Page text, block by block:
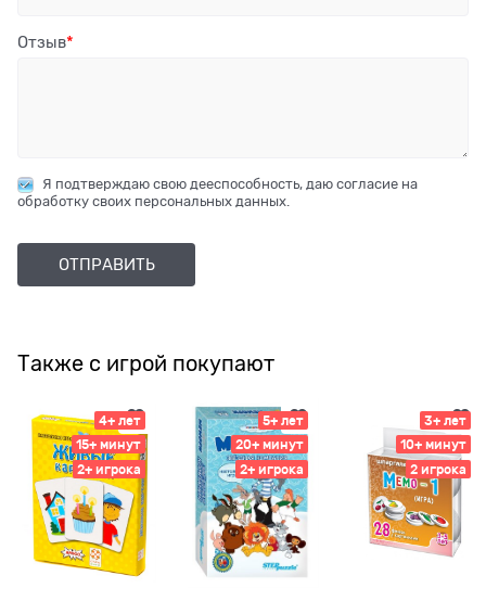
Отзыв
Я подтверждаю свою дееспособность, даю согласие на
обработку своих персональных данных.
Также с игрой покупают
4+ лет
15+ минут
2+ игрока
5+ лет
20+ минут
2+ игрока
3+ лет
10+ минут
2 игрока